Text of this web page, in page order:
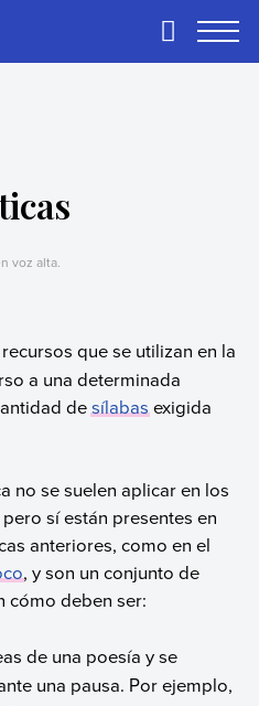
Primary
voz alta.
que se utilizan en la
a una determinada
desílabasexigida
no se suelen aplicar en los
sí están presentes en
anteriores, como en el
, y son un conjunto de
cómo deben ser:
de una poesía y se
una pausa. Por ejemplo,